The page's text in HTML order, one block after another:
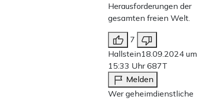
Herausforderungen der
gesamten freien Welt.
7
Hallstein18.09.2024 um
15:33 Uhr687T
Melden
Wer geheimdienstliche